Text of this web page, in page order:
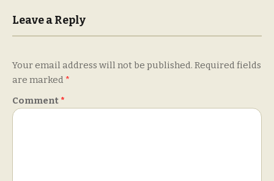
Leave a Reply
Your email address will not be published. Required fields
are marked *
Comment *